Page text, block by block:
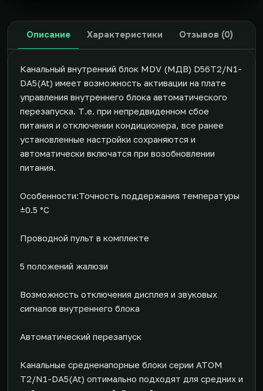
Описание Характеристики Отзывов (0)
Канальный внутренний блок MDV (МДВ) D56T2/N1-
DA5(At) имеет возможность активации на плате
управления внутреннего блока автоматического
перезапуска. Т.е. при непредвиденном сбое
питания и отключении кондиционера, все ранее
установленные настройки сохраняются и
автоматически включатся при возобновлении
питания.
Особенности:Точность поддержания температуры
±0.5 °C
Проводной пульт в комплекте
5 положений жалюзи
Возможность отключения дисплея и звуковых
сигналов внутреннего блока
Автоматический перезапуск
Канальные средненапорные блоки серии ATOM
T2/N1-DA5(At) оптимально подходят для средних и